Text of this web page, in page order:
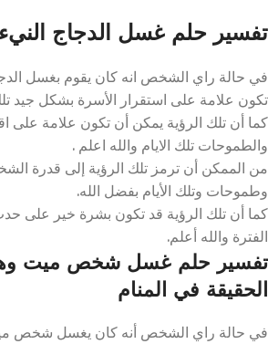
تفسير حلم غسل الدجاج
في حالة راي الشخص انه كان يقوم بغسل
تكون علامة على استقرار الأسرة بشكل جيد
كما أن تلك الرؤية يمكن أن تكون علامة على
والطموحات تلك الايام والله اعلم .
من الممكن أن ترمز تلك الرؤية إلى قدرة
وطموحات وتلك الأيام بفضل الله.
كما أن تلك الرؤية قد تكون بشرة خير على
الفترة والله أعلم.
تفسير حلم غسل شخص ميت
الحقيقة في المنام
في حالة راي الشخص أنه كان يغسل شخص